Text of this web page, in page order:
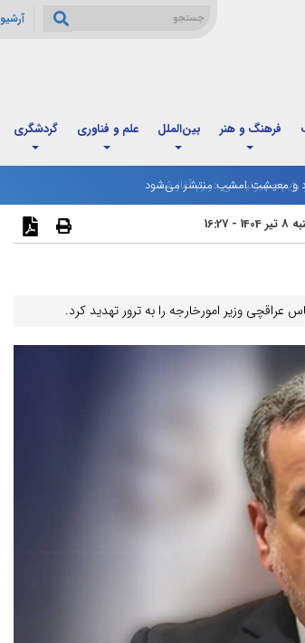
آرشیو
فرهنگ و هنر بین‌الملل علم و فناوری گردشگری
و معیشت امشب منتشر می‌شود
16:27
وزیر امورخارجه را به ترور تهدید کرد.